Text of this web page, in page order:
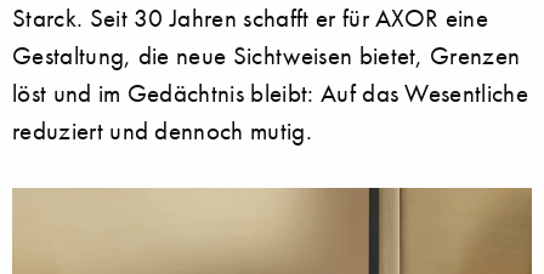
Starck. Seit 30 Jahren schafft er für AXOR eine
Gestaltung, die neue Sichtweisen bietet, Grenzen
löst und im Gedächtnis bleibt: Auf das Wesentliche
reduziert und dennoch mutig.